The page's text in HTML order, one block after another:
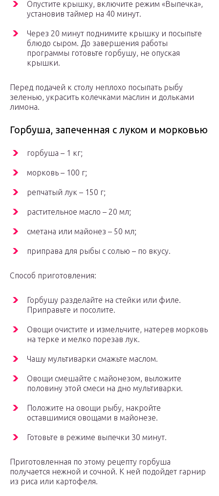
Опустите крышку, включите режим «Выпечка»,
установив таймер на 40 минут.
Через 20 минут поднимите крышку и посыпьте
блюдо сыром. До завершения работы
программы готовьте горбушу, не опуская
крышки.
Перед подачей к столу неплохо посыпать рыбу
зеленью, украсить колечками маслин и дольками
лимона.
Горбуша, запеченная с луком и морковью
горбуша – 1 кг;
морковь – 100 г;
репчатый лук – 150 г;
растительное масло – 20 мл;
сметана или майонез – 50 мл;
приправа для рыбы с солью – по вкусу.
Способ приготовления:
Горбушу разделайте на стейки или филе.
Приправьте и посолите.
Овощи очистите и измельчите, натерев морковь
на терке и мелко порезав лук.
Чашу мультиварки смажьте маслом.
Овощи смешайте с майонезом, выложите
половину этой смеси на дно мультиварки.
Положите на овощи рыбу, накройте
оставшимися овощами в майонезе.
Готовьте в режиме выпечки 30 минут.
Приготовленная по этому рецепту горбуша
получается нежной и сочной. К ней подойдет гарнир
из риса или картофеля.